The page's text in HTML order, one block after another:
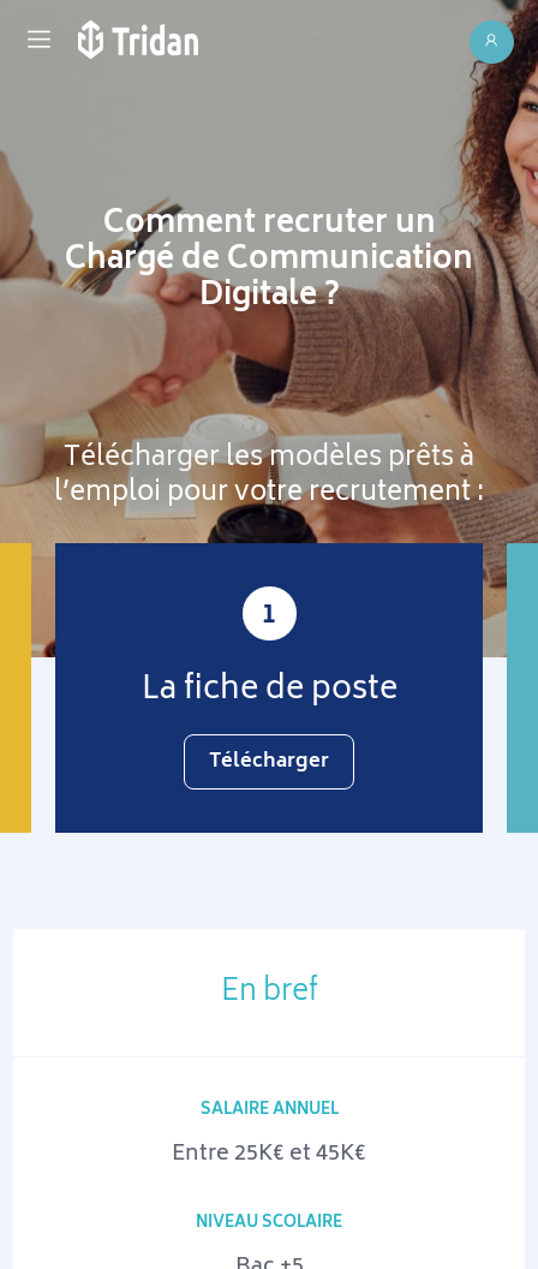
Comment recruter un
Chargé de Communication
Digitale ?
Télécharger les modèles prêts à
l’emploi pour votre recrutement :
1
La fiche de poste
Télécharger
En bref
SALAIRE ANNUEL
Entre 25K€ et 45K€
NIVEAU SCOLAIRE